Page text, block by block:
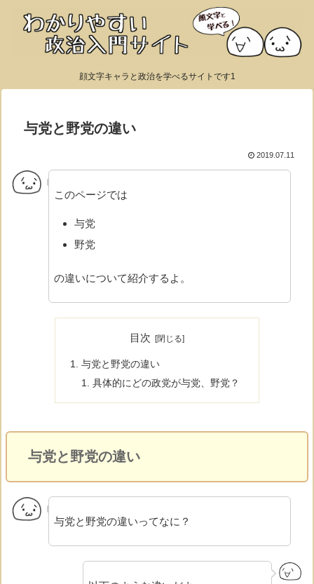
顔文字キャラと政治を学べるサイトです1
与党と野党の違い
2019.07.11
このページでは
与党
野党
の違いについて紹介するよ。
目次
与党と野党の違い
具体的にどの政党が与党、野党？
与党と野党の違い
与党と野党の違いってなに？